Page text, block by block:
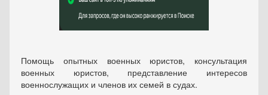
Помощь опытных военных юристов, консультация
военных юристов, представление интересов
военнослужащих и членов их семей в судах.